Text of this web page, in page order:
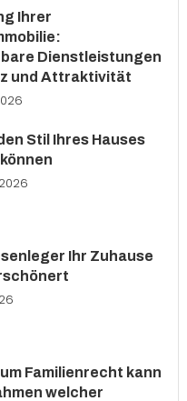
Ihrer
Dienstleistungen
und Attraktivität
Stil Ihres Hauses
Ihr Zuhause
Familienrecht kann
welcher